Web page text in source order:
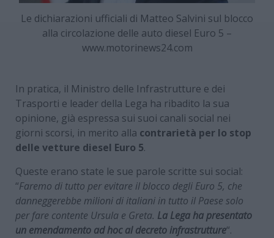
Le dichiarazioni ufficiali di Matteo Salvini sul blocco
alla circolazione delle auto diesel Euro 5 –
www.motorinews24.com
In pratica, il Ministro delle Infrastrutture e dei
Trasporti e leader della Lega ha ribadito la sua
opinione, già espressa sui suoi canali social nei
giorni scorsi, in merito alla contrarietà per lo stop
delle vetture diesel Euro 5.
Queste erano state le sue parole scritte sui social:
“Faremo di tutto per evitare il blocco degli Euro 5, che
danneggerebbe milioni di italiani in tutto il Paese solo
per fare contente Ursula e Greta. La Lega ha presentato
un emendamento ad hoc al decreto infrastrutture“.